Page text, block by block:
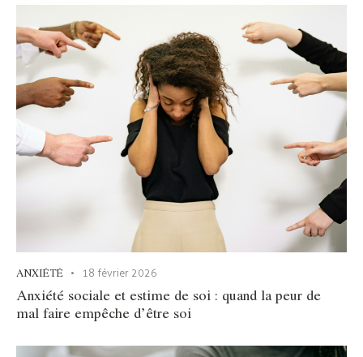
ANXIÉTÉ 18 février 2026
Anxiété sociale et estime de soi : quand la peur de
mal faire empêche d’être soi